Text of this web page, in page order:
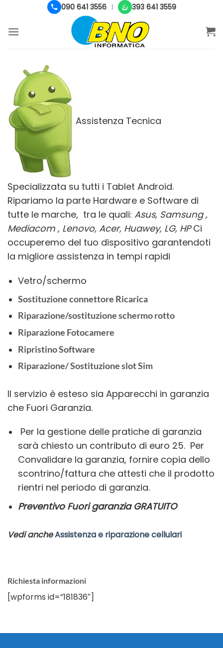
contenuti
090 641 3556 393 641 3559
Assistenza Tecnica
Specializzata su tutti i Tablet Android.
Ripariamo la parte Hardware e Software di
tutte le marche, tra le quali: Asus, Samsung ,
Mediacom , Lenovo, Acer, Huawey, LG, HPCi
occuperemo del tuo dispositivo garantendoti
la migliore assistenza in tempi rapidi
Vetro/schermo
Sostituzione connettore Ricarica
Riparazione/sostituzione schermo rotto
Riparazione Fotocamere
Ripristino Software
Riparazione/ Sostituzione slot Sim
Il servizio è esteso sia Apparecchi in garanzia
che Fuori Garanzia.
Per la gestione delle pratiche di garanzia
sarà chiesto un contributo di euro 25. Per
Convalidare la garanzia, fornire copia dello
scontrino/fattura che attesti che il prodotto
rientri nel periodo di garanzia.
Preventivo Fuori garanzia GRATUITO
Vedi ancheAssistenza e riparazione cellulari
Richiesta informazioni
[wpforms id=”181836″]